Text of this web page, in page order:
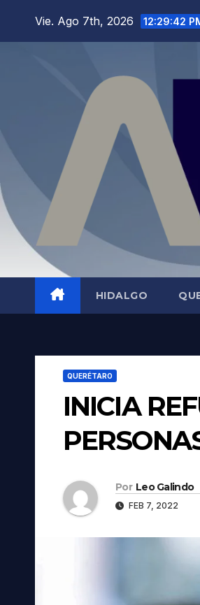
Vie. Ago 7th, 2026 12:29:44
HIDALGO
QUERÉTARO
INICIA
Por Leo Galindo
FEB 7, 2022